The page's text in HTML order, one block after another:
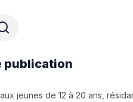
publication
jeunes de 12 à 20 ans,